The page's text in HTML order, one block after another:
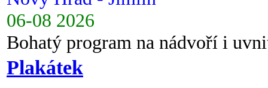
06-08 2026
Bohatý program na nádvoří i
Plakátek